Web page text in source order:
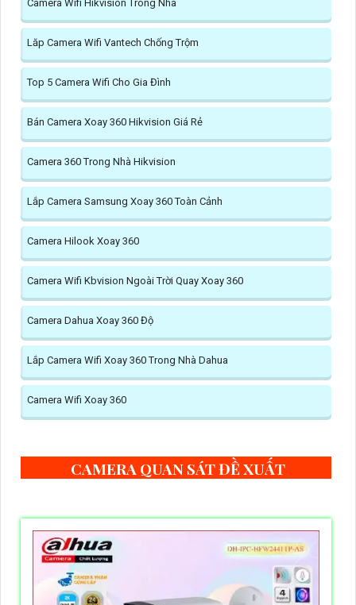
Camera Wifi Hikvision Trong Nhà
Lăp Camera Wifi Vantech Chống Trộm
Top 5 Camera Wifi Cho Gia Đình
Bán Camera Xoay 360 Hikvision Giá Rẻ
Camera 360 Trong Nhà Hikvision
Lắp Camera Samsung Xoay 360 Toàn Cảnh
Camera Hilook Xoay 360
Camera Wifi Kbvision Ngoài Trời Quay Xoay 360
Camera Dahua Xoay 360 Độ
Lắp Camera Wifi Xoay 360 Trong Nhà Dahua
Camera Wifi Xoay 360
CAMERA QUAN SÁT ĐỀ XUẤT